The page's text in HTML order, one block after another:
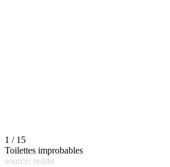
1 / 15
Toilettes improbables
source: reddit